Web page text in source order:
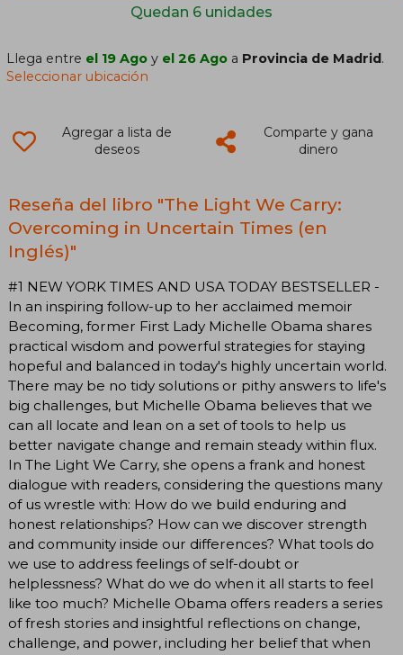
Quedan 6 unidades
Llega entre el 19 Ago y el 26 Ago a Provincia de Madrid.
Seleccionar ubicación
Agregar a lista de
deseos
Comparte y gana
dinero
Reseña del libro "The Light We Carry:
Overcoming in Uncertain Times (en
Inglés)"
#1 NEW YORK TIMES AND USA TODAY BESTSELLER -
In an inspiring follow-up to her acclaimed memoir
Becoming, former First Lady Michelle Obama shares
practical wisdom and powerful strategies for staying
hopeful and balanced in today's highly uncertain world.
There may be no tidy solutions or pithy answers to life's
big challenges, but Michelle Obama believes that we
can all locate and lean on a set of tools to help us
better navigate change and remain steady within flux.
In The Light We Carry, she opens a frank and honest
dialogue with readers, considering the questions many
of us wrestle with: How do we build enduring and
honest relationships? How can we discover strength
and community inside our differences? What tools do
we use to address feelings of self-doubt or
helplessness? What do we do when it all starts to feel
like too much? Michelle Obama offers readers a series
of fresh stories and insightful reflections on change,
challenge, and power, including her belief that when